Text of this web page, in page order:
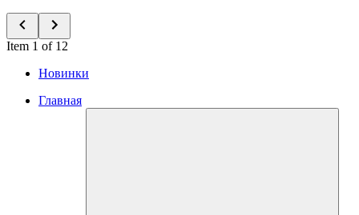
Item 1 of 12
Новинки
Главная